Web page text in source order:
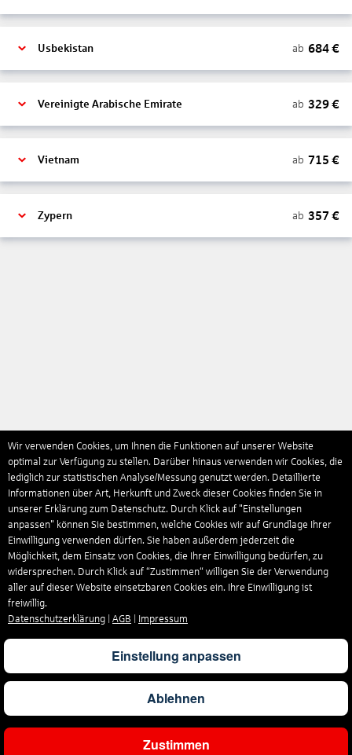
Ergebnisse filtern
Usbekistan ab 684€
Vereinigte Arabische Emirate ab 329€
Vietnam ab 715 €
Zypern ab 357 €
Wir verwenden Cookies, um Ihnen die Funktionen auf unserer Website
optimal zur Verfügung zu stellen. Darüber hinaus verwenden wir Cookies, die
lediglich zur statistischen Analyse/Messung genutzt werden. Detaillierte
Informationen über Art, Herkunft und Zweck dieser Cookies finden Sie in
unserer Erklärung zum Datenschutz. Durch Klick auf "Einstellungen
anpassen" können Sie bestimmen, welche Cookies wir auf Grundlage Ihrer
Einwilligung verwenden dürfen. Sie haben außerdem jederzeit die
Möglichkeit, dem Einsatz von Cookies, die Ihrer Einwilligung bedürfen, zu
widersprechen. Durch Klick auf “Zustimmen“ willigen Sie der Verwendung
aller auf dieser Website einsetzbaren Cookies ein. Ihre Einwilligung ist
freiwillig.
Datenschutzerklärung
AGB Impressum
Einstellung anpassen
Ablehnen
Zustimmen